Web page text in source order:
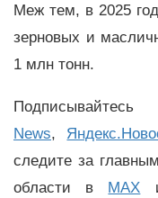
Меж тем, в 2025
зерновых и
1 млн тонн.
News,
следите за
области в MAX